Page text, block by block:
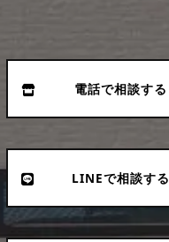
電話で相談する
LINEで相談する